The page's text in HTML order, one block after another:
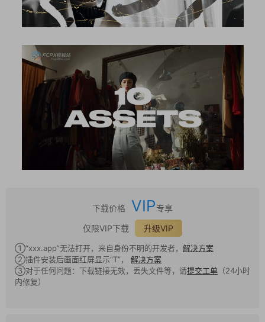
下载价格 VIP专享
仅限VIP下载
升级VIP
①“xxx.app”无法打开，来自身份不明的开发者， 解决方案
②插件安装后画面红屏显示“T”， 解决方案
③对于任何问题：下载链接无效，丢失文件等，请提交工单 （24小时
内修复）